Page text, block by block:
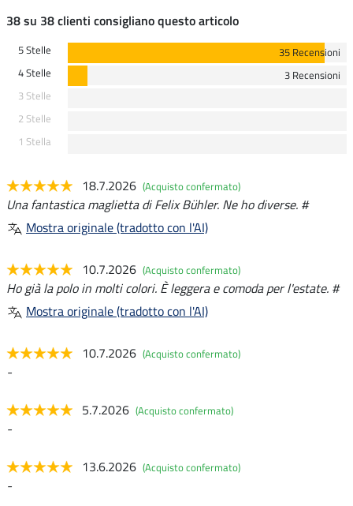
38 su 38 clienti consigliano questo articolo
5 Stelle
35 Recensioni
4 Stelle
3 Recensioni
3 Stelle
2 Stelle
1 Stella
18.7.2026 (Acquisto confermato)
Una fantastica maglietta di Felix Bühler. Ne ho diverse. #
Mostra originale (tradotto con l'AI)
10.7.2026 (Acquisto confermato)
Ho già la polo in molti colori. È leggera e comoda per l'estate. #
Mostra originale (tradotto con l'AI)
10.7.2026 (Acquisto confermato)
-
5.7.2026 (Acquisto confermato)
-
13.6.2026 (Acquisto confermato)
-